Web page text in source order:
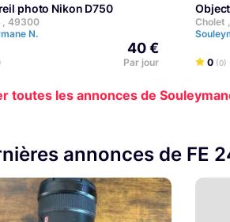
photo Nikon D750
, 49300
N.
40 €
Par jour
Cholet
0 (0)
toutes les annonces de
annonces de FE